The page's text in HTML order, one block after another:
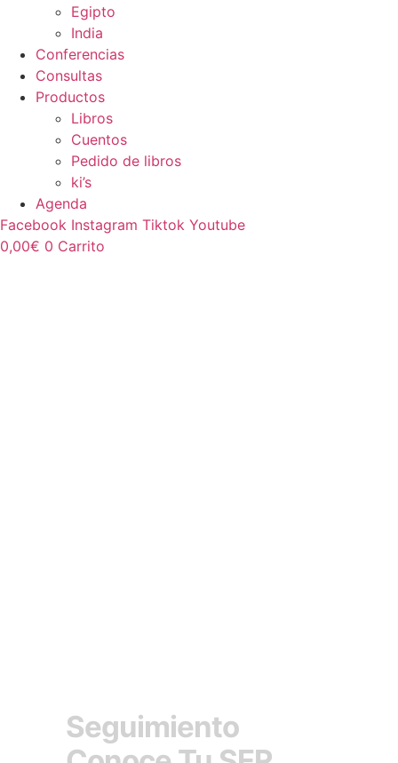
Egipto
India
Conferencias
Consultas
Productos
Libros
Cuentos
Pedido de libros
ki’s
Agenda
Facebook Instagram Tiktok Youtube
0,00€ 0 Carrito
Seguimiento